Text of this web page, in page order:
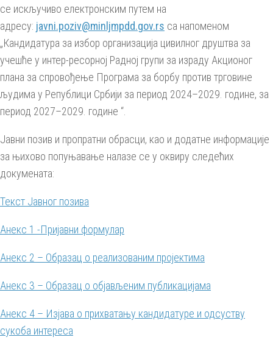
се искључиво електронским путем на
адресу: javni.poziv@minljmpdd.gov.rs са напоменом
„Кандидатура за избор организација цивилног друштва за
учешће у интер-ресорној Радној групи за израду Акционог
плана за спровођење Програма за борбу против трговине
људима у Републици Србији за период 2024–2029. године, за
период 2027–2029. године “.
Јавни позив и пропратни обрасци, као и додатне информације
за њихово попуњавање налазе се у оквиру следећих
докумената:
Текст Јавног позива
Анекс 1 -Пријавни формулар
Анекс 2 – Образац о реализованим пројектима
Анекс 3 – Образац о објављеним публикацијама
Анекс 4 – Изјава о прихватању кандидатуре и одсуству
сукоба интереса